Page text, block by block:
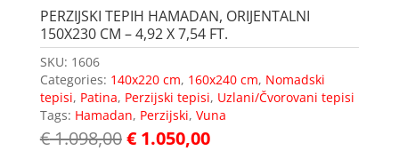
PERZIJSKI TEPIH HAMADAN, ORIJENTALNI
150X230 CM – 4,92 X 7,54 FT.
SKU: 1606
Categories: 140x220 cm, 160x240 cm, Nomadski
tepisi, Patina, Perzijski tepisi, Uzlani/Čvorovani tepisi
Tags: Hamadan, Perzijski, Vuna
€1.098,00€1.050,00